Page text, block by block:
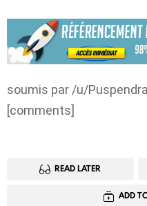
soumis par /u/
[comments]
READ LATER
ADD